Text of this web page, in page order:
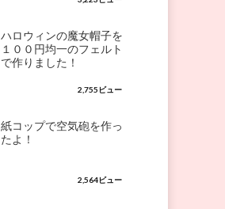
ハロウィンの魔女帽子を
１００円均一のフェルト
で作りました！
2,755ビュー
紙コップで空気砲を作っ
たよ！
2,564ビュー